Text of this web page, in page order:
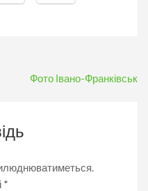
Фото Івано-Франківськ
*